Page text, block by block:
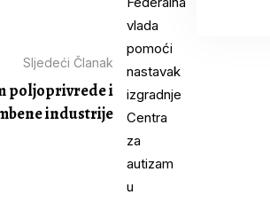
Sljedeći Članak
poljoprivrede i
industrije